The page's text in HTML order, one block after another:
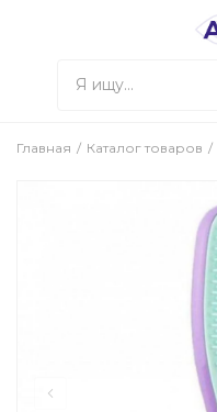
Главная Каталог товаров